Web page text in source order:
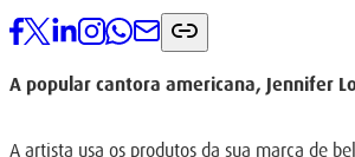
A popular cantora americana, Jennifer
A artista usa os produtos da sua marca de